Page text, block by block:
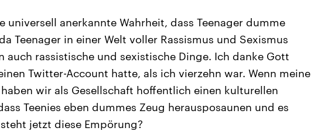
universell anerkannte Wahrheit, dass Teenager dumme
Teenager in einer Welt voller Rassismus und Sexismus
auch rassistische und sexistische Dinge. Ich danke Gott
Twitter-Account hatte, als ich vierzehn war. Wenn meine
wir als Gesellschaft hoffentlich einen kulturellen
Teenies eben dummes Zeug herausposaunen und es
jetzt diese Empörung?